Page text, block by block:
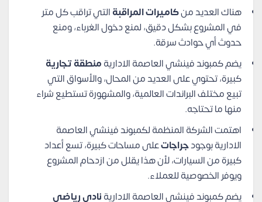
هناك العديد منكاميرات المراقبةالتي تراقب كل متر
في المشروع بشكل دقيق، لمنع دخول الغرباء، ومنع
حدوث أي حوادث سرقة.
يضم كمبوند فينشي العاصمة الاداريةمنطقة تجارية
كبيرة، تحتوي على العديد من المحال، والأسواق التي
تبيع مختلف البراندات العالمية، والمشهورة تستطيع شراء
منها ما تحتاجه.
اهتمت الشركة المنظمة لكمبوند فينشي العاصمة
الادارية بوجودجراجاتعلى مساحات كبيرة، تسع أعداد
كبيرة من السيارات، لأن هذا يقلل من ازدحام المشروع
ويوفر الخصوصية للعملاء.
يضم كمبوند فينشي العاصمة الاداريةنادي رياضي